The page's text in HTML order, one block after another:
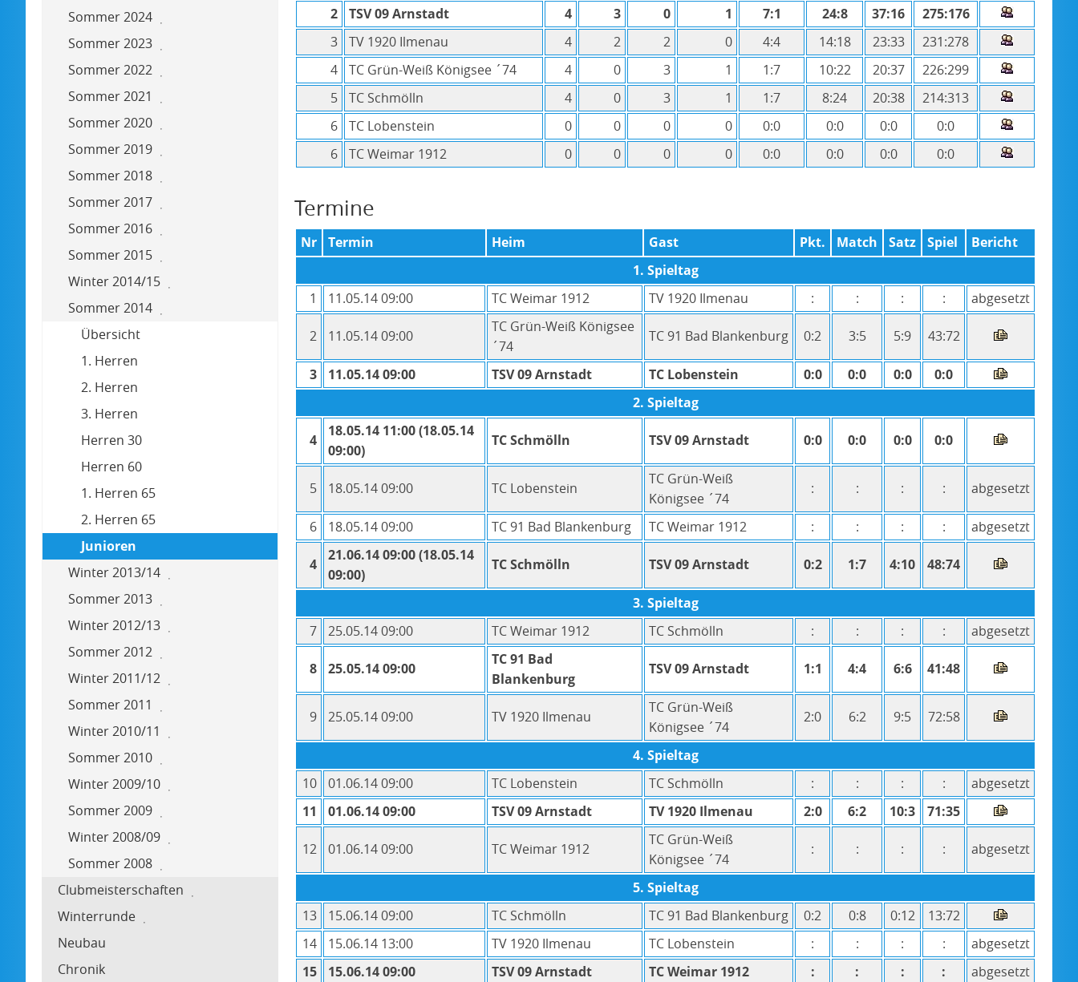
Sommer 2024
Sommer 2023
Sommer 2022
Sommer 2021
Sommer 2020
Sommer 2019
Sommer 2018
Sommer 2017
Sommer 2016
Sommer 2015
Winter 2014/15
Sommer 2014
Übersicht
1. Herren
2. Herren
3. Herren
Herren 30
Herren 60
1. Herren 65
2. Herren 65
Junioren
Winter 2013/14
Sommer 2013
Winter 2012/13
Sommer 2012
Winter 2011/12
Sommer 2011
Winter 2010/11
Sommer 2010
Winter 2009/10
Sommer 2009
Winter 2008/09
Sommer 2008
Clubmeisterschaften
Winterrunde
Neubau
Chronik
2
TSV 09 Arnstadt 4 3 0 1 7:1 24:8 37:16
275:176
3
TV 1920 Ilmenau 4 2 2 0 4:4 14:18 23:33
231:278
4
TC Grün-Weiß Königsee ´74 4 0 3 1 1:7 10:22 20:37
226:299
5
TC Schmölln 4 0 3 1 1:7 8:24 20:38
214:313
6
TC Lobenstein 0 0 0 0 0:0 0:0 0:0
0:0
6
TC Weimar 1912 0 0 0 0 0:0 0:0 0:0 0:0
Termine
Nr Termin Heim Gast Pkt. Match Satz Spiel
Bericht
1. Spieltag
1
11.05.14 09:00 TC Weimar 1912 TV 1920 Ilmenau : : : : abgesetzt
2 11.05.14 09:00
TC Grün-Weiß Königsee
´74
TC 91 Bad Blankenburg 0:2 3:5 5:9 43:72
3 11.05.14 09:00 TSV 09 Arnstadt TC Lobenstein 0:0 0:0 0:0
0:0
2. Spieltag
4
18.05.14 11:00 (18.05.14
09:00)
TC Schmölln TSV 09 Arnstadt 0:0 0:0 0:0 0:0
5 18.05.14 09:00 TC Lobenstein
TC Grün-Weiß
Königsee ´74
: : : : abgesetzt
6 18.05.14 09:00 TC 91 Bad Blankenburg TC Weimar 1912 : : : : abgesetzt
4
21.06.14 09:00 (18.05.14
09:00)
TC Schmölln TSV 09 Arnstadt 0:2 1:7 4:10 48:74
3. Spieltag
7
25.05.14 09:00 TC Weimar 1912 TC Schmölln : : : : abgesetzt
8 25.05.14 09:00
TC 91 Bad
Blankenburg
TSV 09 Arnstadt 1:1 4:4 6:6 41:48
9 25.05.14 09:00 TV 1920 Ilmenau
TC Grün-Weiß
Königsee ´74
2:0 6:2 9:5 72:58
4. Spieltag
10
01.06.14 09:00 TC Lobenstein TC Schmölln : : : :
abgesetzt
11
01.06.14 09:00 TSV 09 Arnstadt TV 1920 Ilmenau 2:0 6:2 10:3 71:35
12 01.06.14 09:00 TC Weimar 1912
TC Grün-Weiß
Königsee ´74
: : : : abgesetzt
5. Spieltag
13
15.06.14 09:00 TC Schmölln TC 91 Bad Blankenburg 0:2 0:8 0:12
13:72
14
15.06.14 13:00 TV 1920 Ilmenau TC Lobenstein : : : :
abgesetzt
15
15.06.14 09:00 TSV 09 Arnstadt TC Weimar 1912 : : : : abgesetzt